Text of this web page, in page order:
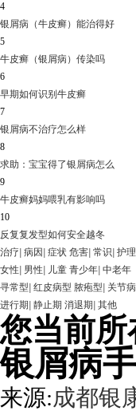
4
银屑病（牛皮癣）能治得好
5
牛皮癣（银屑病）传染吗
6
早期如何识别牛皮癣
7
银屑病不治疗怎么样
8
求助：宝宝得了银屑病怎么
9
牛皮癣妈妈喂乳有影响吗
10
反复复发型如何安全越冬
治疗 病因 症状 危害 常识 护理
女性 男性 儿童 青少年 中老年
寻常型 红皮病型 脓疱型 关节
进行期 静止期 消退期 其他
您当前所
银屑病
来源:成都银